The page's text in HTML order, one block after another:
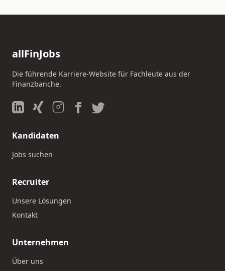
allFinJobs
Die führende Karriere-Website für Fachleute aus der
Finanzbanche.
Kandidaten
Jobs suchen
Recruiter
Unsere Lösungen
Kontakt
Unternehmen
Über uns